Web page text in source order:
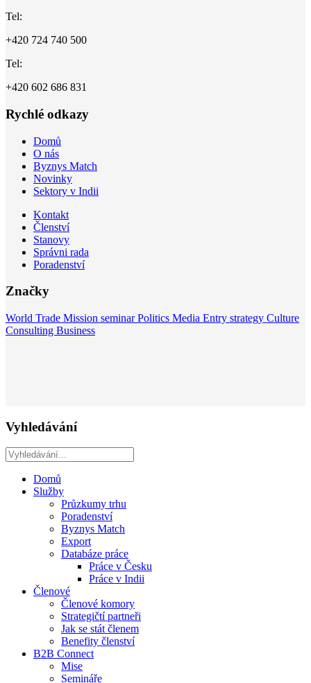
Tel:
+420 724 740 500
Tel:
+420 602 686 831
Rychlé odkazy
Domů
O nás
Byznys Match
Novinky
Sektory v Indii
Kontakt
Členství
Stanovy
Správni rada
Poradenství
Značky
World Trade Mission seminarPolitics Media Entry strategy Culture
Consulting Business
Vyhledávání
Domů
Služby
Průzkumy trhu
Poradenství
Byznys Match
Export
Databáze práce
Práce v Česku
Práce v Indii
Členové
Členové komory
Strategičtí partneři
Jak se stát členem
Benefity členství
B2B Connect
Mise
Semináře